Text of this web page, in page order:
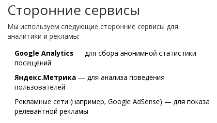
Сторонние сервисы
Мы используем следующие сторонние сервисы для
аналитики и рекламы:
Google Analytics — для сбора анонимной статистики
посещений
Яндекс.Метрика — для анализа поведения
пользователей
Рекламные сети (например, Google AdSense) — для показа
релевантной рекламы